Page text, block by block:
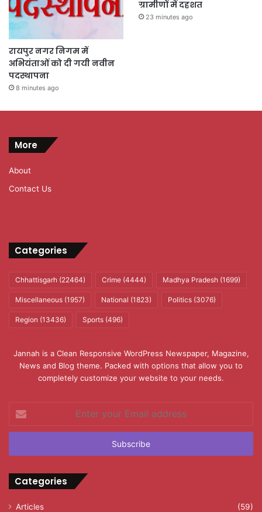
रायपुर नगर निगम में
अभियंताओं को दी गयी नवीन
पदस्थापना
8 minutes ago
ग्रामीणों में दहशत
23 minutes ago
More
About
Contact Us
Categories
Chhattisgarh (22464) Crime (4444) Madhya Pradesh (1699)
Miscellaneous (1957) National (1823) Politics (3076)
Region (13436) Sports (496)
Jannah is a Clean Responsive WordPress Newspaper, Magazine,
News and Blog theme. Packed with options that allow you to
completely customize your website to your needs.
your
Email
Categories
Articles (59)